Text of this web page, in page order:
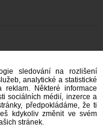
sledování na rozlišení
analytické a statistické
Některé informace
sociálních médií, inzerce a
předpokládáme, že ti
kdykoliv změnit ve svém
stránek.